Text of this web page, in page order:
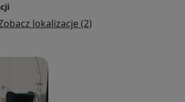
lokalizacje (2)